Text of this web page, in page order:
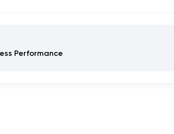
Performance